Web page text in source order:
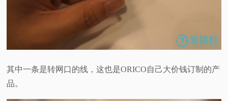
其中一条是转网口的线，这也是ORICO自己大价钱订制的产
品。